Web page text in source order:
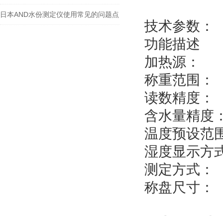
日本AND水份测定仪使用常见的问题点
技术参数：
功能描述
加热源：
称重范围：
读数精度：
含水量精度
温度预设范
湿度显示方
测定方式：
称盘尺寸：